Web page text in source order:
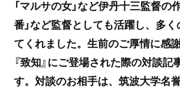
「マルサの女」など伊丹十三監督の
番」など監督としても活躍し、多
てくれました。生前のご厚情に感
『致知』にご登場された際の対談
す。対談のお相手は、筑波大学名